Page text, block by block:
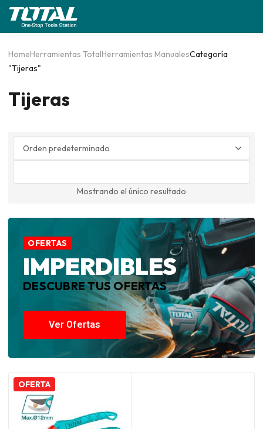
HomeHerramientas TotalHerramientas ManualesCategoría
"Tijeras"
Tijeras
Mostrando el único resultado
OFERTAS
IMPERDIBLES
DESCUBRE TUS OFERTAS
Ver Ofertas
OFERTA